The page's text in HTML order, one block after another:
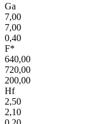
Ga
7,00
7,00
0,40
F*
640,00
720,00
200,00
Hf
2,50
2,10